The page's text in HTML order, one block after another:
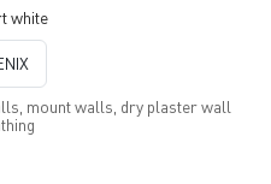
white
mount walls, dry plaster wall